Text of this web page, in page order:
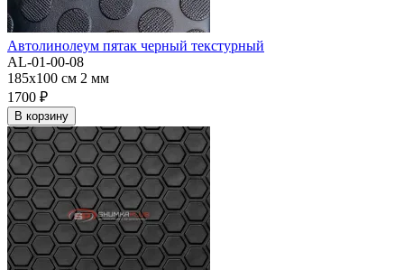
Автолинолеум пятак черный текстурный
AL-01-00-08
185x100 см 2 мм
1700 ₽
В корзину